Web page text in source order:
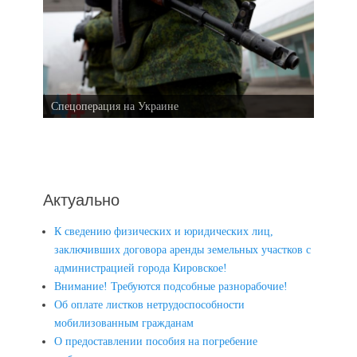
Спецоперация на Украине
Актуально
К сведению физических и юридических лиц,
заключивших договора аренды земельных участков с
администрацией города Кировское!
Внимание! Требуются подсобные разнорабочие!
Об оплате листков нетрудоспособности
мобилизованным гражданам
О предоставлении пособия на погребение